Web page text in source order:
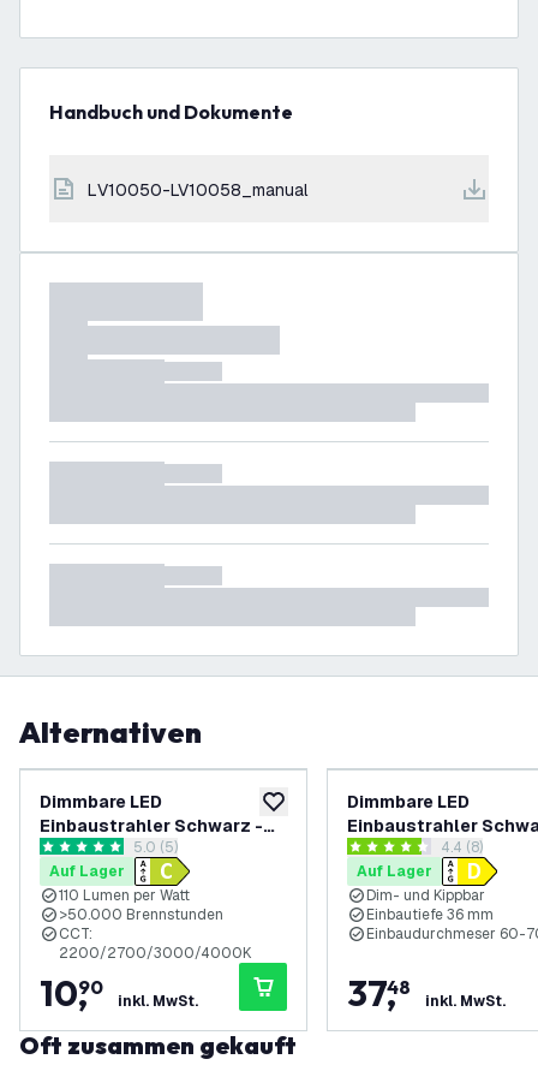
Handbuch und Dokumente
LV10050-LV10058_manual
Alternativen
zur Wunschliste hinzufügen
Dimmbare LED
Einbaustrahler Schwarz -
IP65 - 5W - CCT - 5 Jahre
Garantie - Geeignet für das
Badezimmer
Bewertungsbereich öffnen
5 Bewertungssterne
5.0 (5)
Auf Lager
110 Lumen per Watt
>50.000 Brennstunden
CCT:
2200/2700/3000/4000K
10,
90
inkl. MwSt.
Dimmbare LED
Einbaustrahler
IP65 - 5W - CCT - 5
Garantie - Geeignet
Badezimmer
4.4 Bewertungssterne
4.4 (8)
Auf Lager
Dim- und Kippbar
Einbautiefe 36 mm
Einbaudurchmeser 60-
37,
48
inkl. MwSt.
Oft zusammen gekauft